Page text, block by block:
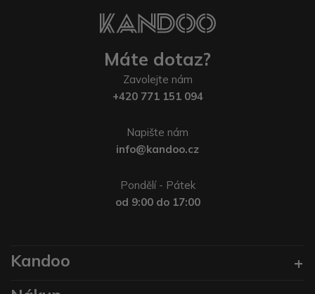
Máte dotaz?
Zavolejte nám
+420 771 151 094
Napište nám
info@kandoo.cz
Pondělí - Pátek
od 9:00 do 17:00
Kandoo